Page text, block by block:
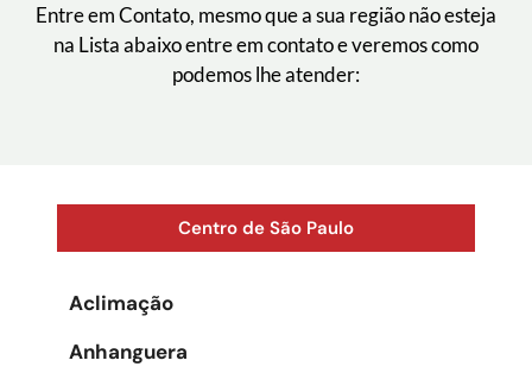
Entre em Contato, mesmo que a sua região não esteja
na Lista abaixo entre em contato e veremos como
podemos lhe atender:
Centro de São Paulo
Aclimação
Anhanguera